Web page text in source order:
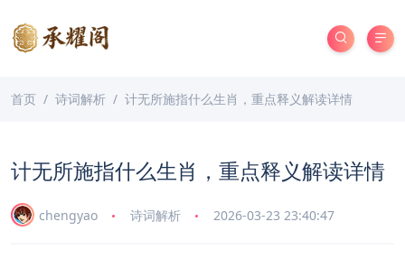
首页 诗词解析 计无所施指什么生肖，重点释义解读详情
计无所施指什么生肖，重点释义解读详情
chengyao 诗词解析 2026-03-23 23:40:47